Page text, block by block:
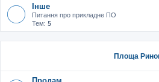
Інше
Питання про прикладне ПО
Тем: 5
Площа
Продам